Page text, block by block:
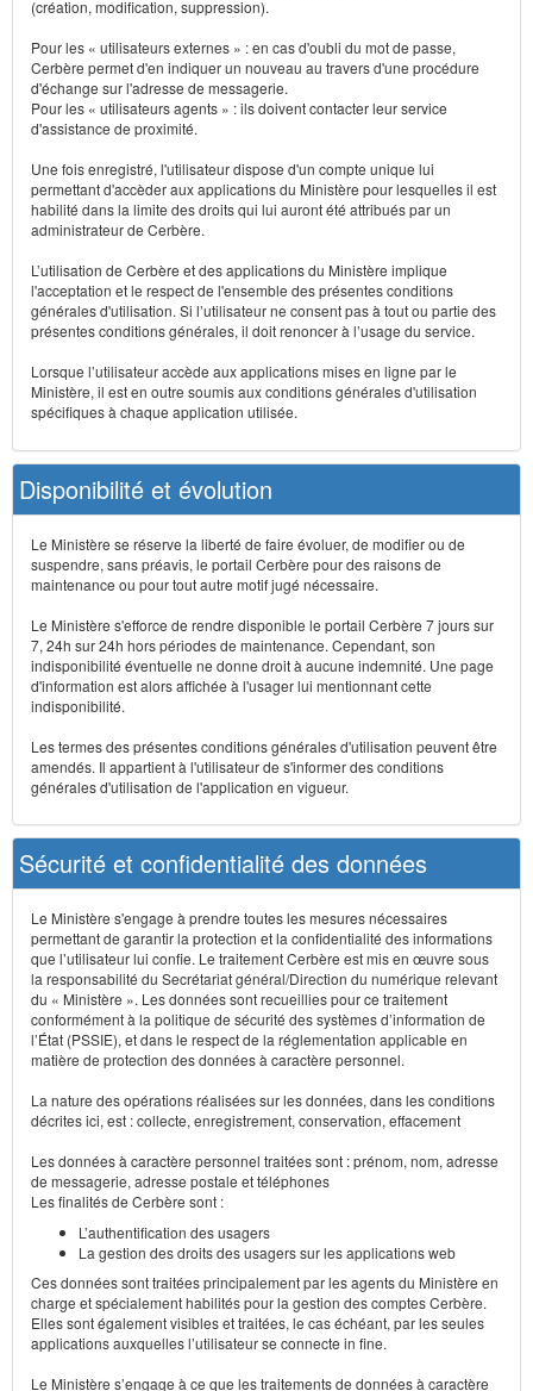
(création, modification, suppression).
Pour les « utilisateurs externes » : en cas d'oubli du mot de passe,
Cerbère permet d'en indiquer un nouveau au travers d'une procédure
d'échange sur l'adresse de messagerie.
Pour les « utilisateurs agents » : ils doivent contacter leur service
d'assistance de proximité.
Une fois enregistré, l'utilisateur dispose d'un compte unique lui
permettant d'accèder aux applications du Ministère pour lesquelles il est
habilité dans la limite des droits qui lui auront été attribués par un
administrateur de Cerbère.
L’utilisation de Cerbère et des applications du Ministère implique
l'acceptation et le respect de l'ensemble des présentes conditions
générales d'utilisation. Si l’utilisateur ne consent pas à tout ou partie des
présentes conditions générales, il doit renoncer à l’usage du service.
Lorsque l’utilisateur accède aux applications mises en ligne par le
Ministère, il est en outre soumis aux conditions générales d'utilisation
spécifiques à chaque application utilisée.
Disponibilité et évolution
Le Ministère se réserve la liberté de faire évoluer, de modifier ou de
suspendre, sans préavis, le portail Cerbère pour des raisons de
maintenance ou pour tout autre motif jugé nécessaire.
Le Ministère s'efforce de rendre disponible le portail Cerbère 7 jours sur
7, 24h sur 24h hors périodes de maintenance. Cependant, son
indisponibilité éventuelle ne donne droit à aucune indemnité. Une page
d'information est alors affichée à l'usager lui mentionnant cette
indisponibilité.
Les termes des présentes conditions générales d'utilisation peuvent être
amendés. Il appartient à l'utilisateur de s'informer des conditions
générales d'utilisation de l'application en vigueur.
Sécurité et confidentialité des données
Le Ministère s'engage à prendre toutes les mesures nécessaires
permettant de garantir la protection et la confidentialité des informations
que l’utilisateur lui confie. Le traitement Cerbère est mis en œuvre sous
la responsabilité du Secrétariat général/Direction du numérique relevant
du « Ministère ». Les données sont recueillies pour ce traitement
conformément à la politique de sécurité des systèmes d’information de
l’État (PSSIE), et dans le respect de la réglementation applicable en
matière de protection des données à caractère personnel.
La nature des opérations réalisées sur les données, dans les conditions
décrites ici, est : collecte, enregistrement, conservation, effacement
Les données à caractère personnel traitées sont : prénom, nom, adresse
de messagerie, adresse postale et téléphones
Les finalités de Cerbère sont :
L’authentification des usagers
La gestion des droits des usagers sur les applications web
Ces données sont traitées principalement par les agents du Ministère en
charge et spécialement habilités pour la gestion des comptes Cerbère.
Elles sont également visibles et traitées, le cas échéant, par les seules
applications auxquelles l’utilisateur se connecte in fine.
Le Ministère s’engage à ce que les traitements de données à caractère